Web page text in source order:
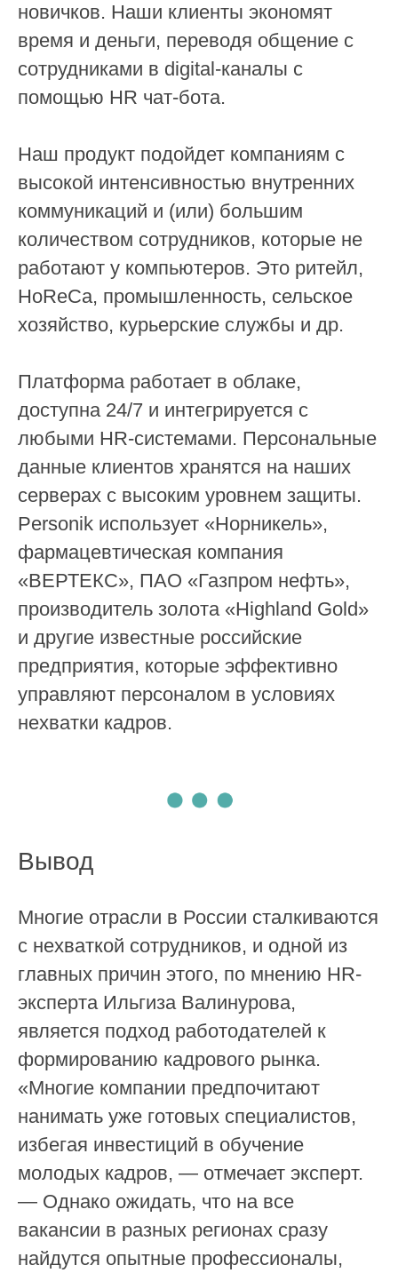
новичков. Наши клиенты экономят
время и деньги, переводя общение с
сотрудниками в digital-каналы с
помощью HR чат-бота.
Наш продукт подойдет компаниям с
высокой интенсивностью внутренних
коммуникаций и (или) большим
количеством сотрудников, которые не
работают у компьютеров. Это ритейл,
HoReCa, промышленность, сельское
хозяйство, курьерские службы и др.
Платформа работает в облаке,
доступна 24/7 и интегрируется с
любыми HR-системами. Персональные
данные клиентов хранятся на наших
серверах с высоким уровнем защиты.
Personik использует «Норникель»,
фармацевтическая компания
«ВЕРТЕКС», ПАО «Газпром нефть»,
производитель золота «Highland Gold»
и другие известные российские
предприятия, которые эффективно
управляют персоналом в условиях
нехватки кадров.
Вывод
Многие отрасли в России сталкиваются
с нехваткой сотрудников, и одной из
главных причин этого, по мнению HR-
эксперта Ильгиза Валинурова,
является подход работодателей к
формированию кадрового рынка.
«Многие компании предпочитают
нанимать уже готовых специалистов,
избегая инвестиций в обучение
молодых кадров, — отмечает эксперт.
— Однако ожидать, что на все
вакансии в разных регионах сразу
найдутся опытные профессионалы,
Обновления, полезные фишки
платформы и актуальные материалы
в сфере HR
Подпишитесь на наш
Telegram-канал
Продукт
Онбординг
Обучение и развитие
Меняем работу с линейным персоналом